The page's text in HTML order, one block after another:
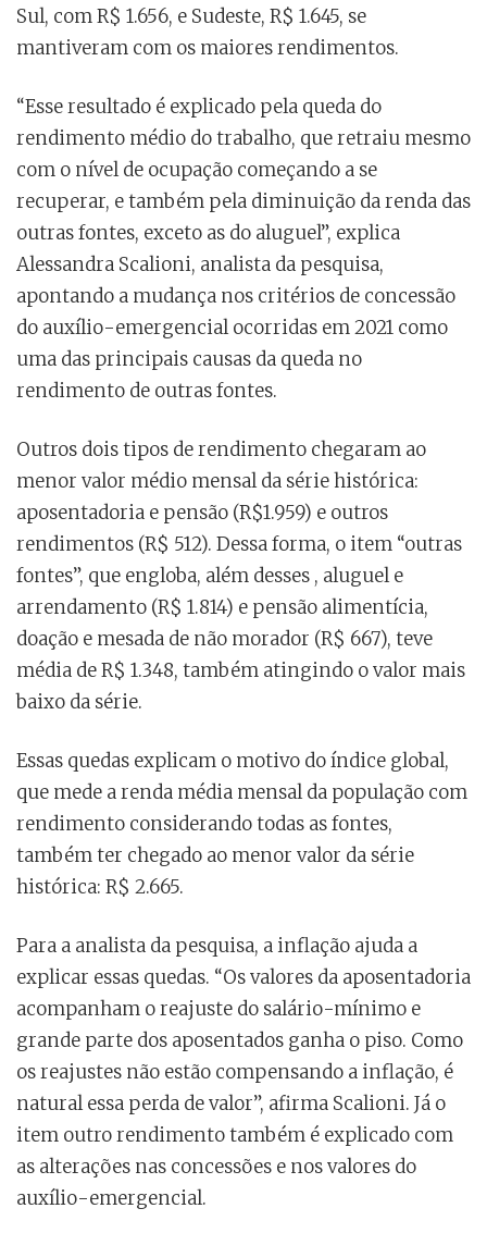
Sul, com R$ 1.656, e Sudeste, R$ 1.645, se
mantiveram com os maiores rendimentos.
“Esse resultado é explicado pela queda do
rendimento médio do trabalho, que retraiu mesmo
com o nível de ocupação começando a se
recuperar, e também pela diminuição da renda das
outras fontes, exceto as do aluguel”, explica
Alessandra Scalioni, analista da pesquisa,
apontando a mudança nos critérios de concessão
do auxílio-emergencial ocorridas em 2021 como
uma das principais causas da queda no
rendimento de outras fontes.
Outros dois tipos de rendimento chegaram ao
menor valor médio mensal da série histórica:
aposentadoria e pensão (R$1.959) e outros
rendimentos (R$ 512). Dessa forma, o item “outras
fontes”, que engloba, além desses , aluguel e
arrendamento (R$ 1.814) e pensão alimentícia,
doação e mesada de não morador (R$ 667), teve
média de R$ 1.348, também atingindo o valor mais
baixo da série.
Essas quedas explicam o motivo do índice global,
que mede a renda média mensal da população com
rendimento considerando todas as fontes,
também ter chegado ao menor valor da série
histórica: R$ 2.665.
Para a analista da pesquisa, a inflação ajuda a
explicar essas quedas. “Os valores da aposentadoria
acompanham o reajuste do salário-mínimo e
grande parte dos aposentados ganha o piso. Como
os reajustes não estão compensando a inflação, é
natural essa perda de valor”, afirma Scalioni. Já o
item outro rendimento também é explicado com
as alterações nas concessões e nos valores do
auxílio-emergencial.